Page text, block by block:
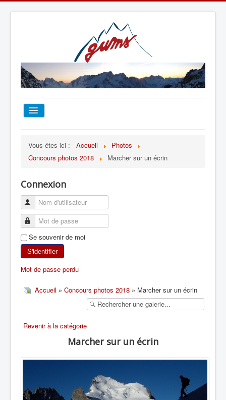
TOUT SUR LE GUMS
ESCALADE
ALPINISME
SKI DE RANDONNÉE
RANDONNÉE SPORTIVE
Vous êtes ici : Accueil
Photos
Concours photos 2018
Marcher sur un écrin
Connexion
Se souvenir de moi
S'identifier
Mot de passe perdu
Accueil » Concours photos 2018 » Marcher sur un écrin
Revenir à la catégorie
Marcher sur un écrin